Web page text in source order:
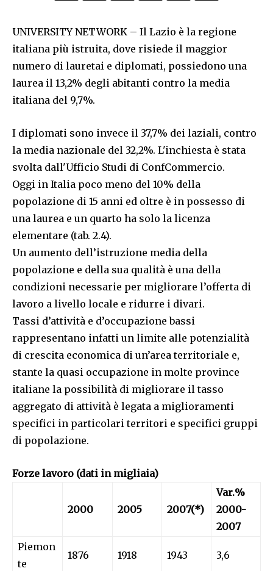
UNIVERSITY NETWORK – Il Lazio è la regione
italiana più istruita, dove risiede il maggior
numero di lauretai e diplomati, possiedono una
laurea il 13,2% degli abitanti contro la media
italiana del 9,7%.
I diplomati sono invece il 37,7% dei laziali, contro
la media nazionale del 32,2%. L'inchiesta è stata
svolta dall'Ufficio Studi di ConfCommercio.
Oggi in Italia poco meno del 10% della
popolazione di 15 anni ed oltre è in possesso di
una laurea e un quarto ha solo la licenza
elementare (tab. 2.4).
Un aumento dell’istruzione media della
popolazione e della sua qualità è una della
condizioni necessarie per migliorare l’offerta di
lavoro a livello locale e ridurre i divari.
Tassi d’attività e d’occupazione bassi
rappresentano infatti un limite alle potenzialità
di crescita economica di un’area territoriale e,
stante la quasi occupazione in molte province
italiane la possibilità di migliorare il tasso
aggregato di attività è legata a miglioramenti
specifici in particolari territori e specifici gruppi
di popolazione.
Forze lavoro (dati in migliaia)
2000 2005 2007(*)
Var.%
2000-
2007
Piemon
te
1876 1918 1943 3,6